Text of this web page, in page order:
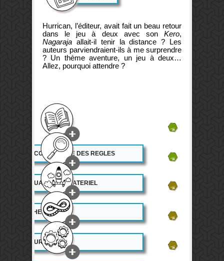
Hurrican, l’éditeur, avait fait un beau retour
dans le jeu à deux avec son Kero,
Nagaraja allait-il tenir la distance ? Les
auteurs parviendraient-ils à me surprendre
? Un thème aventure, un jeu à deux…
Allez, pourquoi attendre ?
ACCESSIBILITE DES REGLES
QUALITE DU MATERIEL
THEME
12
DUREE DE VIE